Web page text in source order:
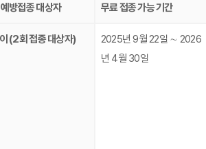
방접종 대상자 무료 접종 가능 기간
(2회 접종 대상자)
2025년 9월 22일 ∼ 2026
년 4월 30일